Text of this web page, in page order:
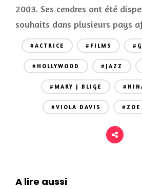
2003. Ses cendres ont été
souhaits dans plusieurs pays
#ACTRICE #FILMS
#HOLLYWOOD #JAZZ
#MARY J BLIGE
#VIOLA DAVIS #ZOE
A lire aussi